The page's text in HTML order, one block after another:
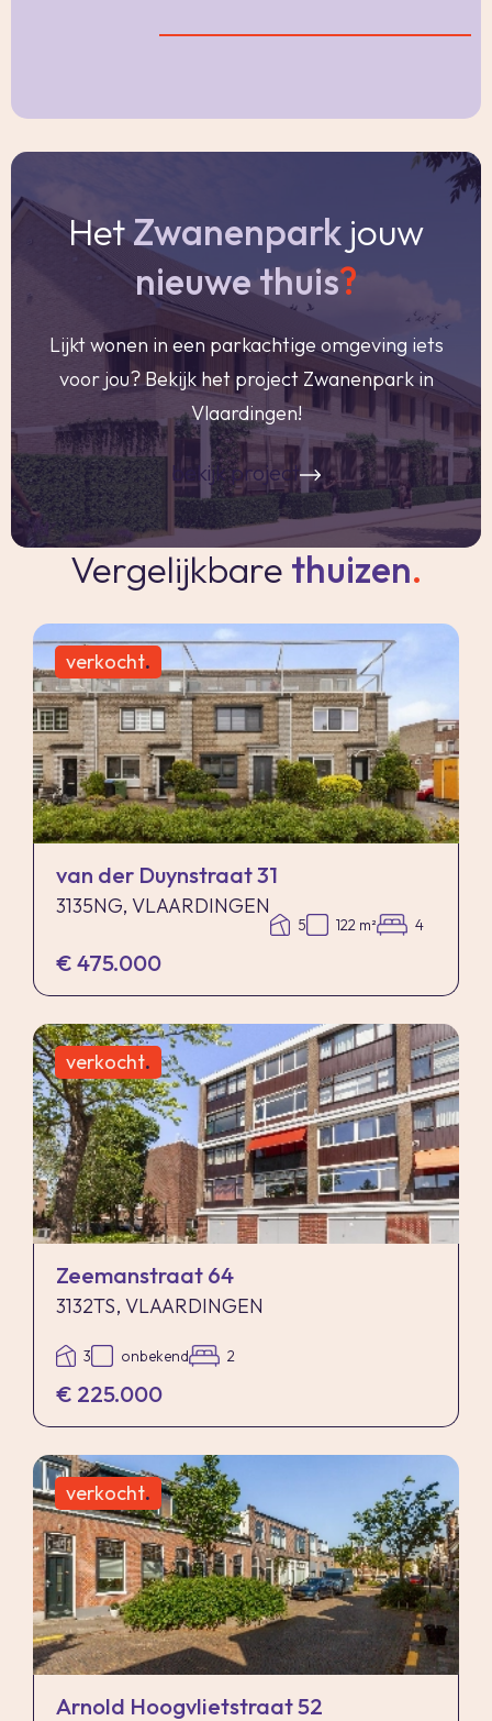
geen enkele aansprakelijkheid voor geleden
schade wegens het niet juist naleven van deze
zelfbewoningsplicht. Gunning Verkoper behoudt
zich uitdrukkelijk het recht voor het object te
gunnen aan de gegadigde van zijn keuze.
Nadrukkelijk zij vermeld dat alle informatie in
deze brochure moet beschouwd worden als een
uitnodiging tot het doen van een bod of om in
onderhandeling te treden. Er kunnen geen
rechten worden ontleend aan deze informatie.
HetZwanenpark jouw
nieuwe thuis?
Lijkt wonen in een parkachtige omgeving iets
voor jou? Bekijk het project Zwanenpark in
Vlaardingen!
bekijk project
Vergelijkbare thuizen.
verkocht.
van der Duynstraat 31
3135NG, VLAARDINGEN
5 122 m² 4
€ 475.000
verkocht.
Zeemanstraat 64
3132TS, VLAARDINGEN
3 onbekend 2
€ 225.000
verkocht.
Arnold Hoogvlietstraat 52